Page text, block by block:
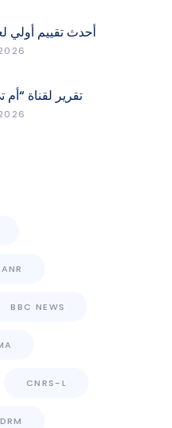
أحدث تقييم أولي
المدمّرة
تقرير لقناة
انعكاسات
ANR
BBC NEWS
CNRS-L
DRM